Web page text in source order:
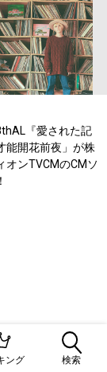
『愛された記
能開花前夜」が株
オンTVCMのCMソ
ング 検索